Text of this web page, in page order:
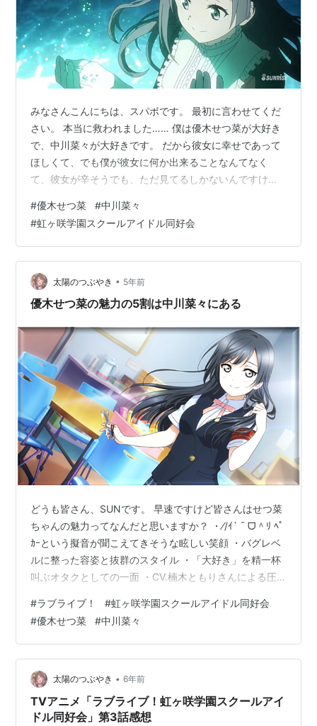
みなさんこんにちは、スパボです。 最初に言わせてくだ
さい。 本当に救われました…… 僕は優木せつ菜が大好き
で、中川菜々が大好きです。 だから彼女に幸せであって
ほしくて、でも僕が彼女に何か出来ることなんてなく
て、彼女が辛そうでも、ただ見てるしかないんですけ
の彼女にも、彼女が苦しい時に1人にしないでいてくれる
仲間がいて。 僕の伝わらないままの言葉を、ちゃんと届
けてくれる仲間がいて。 彼女が笑顔を無くさないでいら
れたことが、本当に嬉しかった。 ずっとせつ菜ちゃん
を、菜々ちゃんを、好きでい続けてよかった…… ありが
とう君に会えてよかった。 今回は僕の…
#優木せつ菜 #中川菜々
#虹ヶ咲学園スクールアイドル同好会
太陽のつぶやき • 5年前
優木せつ菜の魅力の5割は中川菜々にある
どうも皆さん、SUNです。 早速ですけど皆さんはせつ菜
ちゃんの魅力ってなんだと思いますか？ ・⁄/ｲ`＾ᗜ＾ﾘ ﾍﾟ
ｶｰという擬音が聞こえてきそうな眩しい笑顔 ・バグレベ
ルに整った容姿と抜群のスタイル ・「大好き」を精一杯
叫ぶオタクとしての一面 ・CV.楠木ともりさんによる圧
いますが、 僕は優木せつ菜が中川菜々であることそのも
のが彼女の大きな魅力だと思っています！！ と、いう訳
で僕から1つ提唱させてください。 「優木せつ菜の魅力の
5割は中川菜々」 せつ菜と菜々の2つの姿があることで ・
たくさんのギャップが生まれる ・彼女の魅力が何倍に
も…
#ラブライブ！ #虹ヶ咲学園スクールアイドル同好会
#優木せつ菜 #中川菜々
太陽のつぶやき • 6年前
TVアニメ「ラブライブ！虹ヶ咲学園スクールアイ
ドル同好会」第3話感想